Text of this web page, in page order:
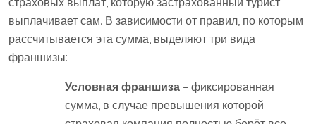
выплачивает сам. В зависимости от правил, по которым
рассчитывается эта сумма, выделяют три вида
франшизы:
Условная франшиза – фиксированная
сумма, в случае превышения которой